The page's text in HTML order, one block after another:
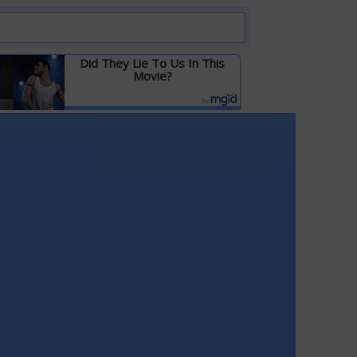
Did They Lie To Us In This
Movie?
Детальніше